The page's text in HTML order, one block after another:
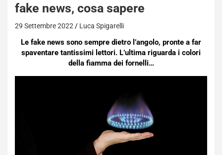
fake news, cosa sapere
29 Settembre 2022 Luca Spigarelli
Le fake news sono sempre dietro l’angolo, pronte a far
spaventare tantissimi lettori. L’ultima riguarda i colori
della fiamma dei fornelli…